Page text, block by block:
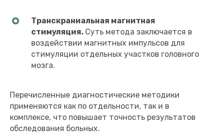
Транскраниальная магнитная
стимуляция. Суть метода заключается в
воздействии магнитных импульсов для
стимуляции отдельных участков головного
мозга.
Перечисленные диагностические методики
применяются как по отдельности, так и в
комплексе, что повышает точность результатов
обследования больных.